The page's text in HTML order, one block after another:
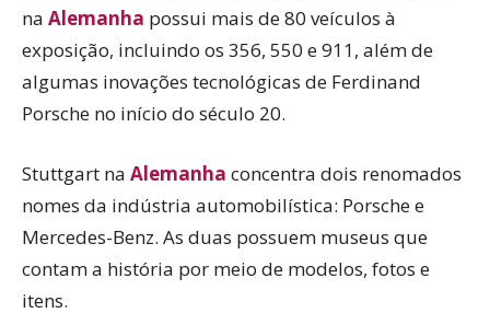
na Alemanha possui mais de 80 veículos à
exposição, incluindo os 356, 550 e 911, além de
algumas inovações tecnológicas de Ferdinand
Porsche no início do século 20.
Stuttgart na Alemanha concentra dois renomados
nomes da indústria automobilística: Porsche e
Mercedes-Benz. As duas possuem museus que
contam a história por meio de modelos, fotos e
itens.